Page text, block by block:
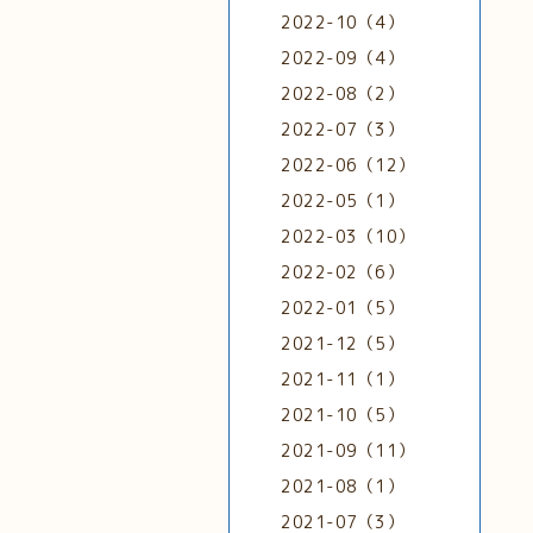
2022-10（4）
2022-09（4）
2022-08（2）
2022-07（3）
2022-06（12）
2022-05（1）
2022-03（10）
2022-02（6）
2022-01（5）
2021-12（5）
2021-11（1）
2021-10（5）
2021-09（11）
2021-08（1）
2021-07（3）